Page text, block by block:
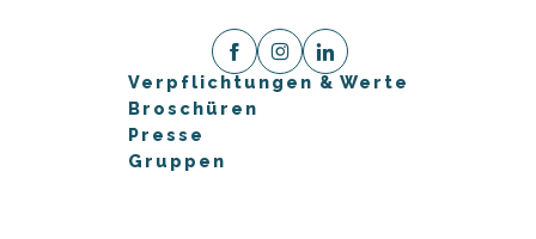
Verpflichtungen & Werte
Broschüren
Presse
Gruppen